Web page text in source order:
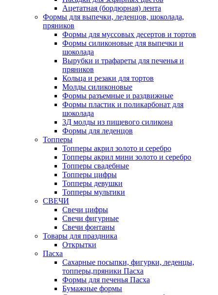
Ацетатная (бордюрная) лента
Формы для выпечки, леденцов, шоколада,
пряников
Формы для муссовых десертов и тортов
Формы силиконовые для выпечки и
шоколада
Вырубки и трафареты для печенья и
пряников
Кольца и резаки для тортов
Молды силиконовые
Формы разъемные и раздвижные
Формы пластик и поликарбонат для
шоколада
3Д молды из пищевого силикона
Формы для леденцов
Топперы
Топперы акрил золото и серебро
Топперы акрил мини золото и серебро
Топперы свадебные
Топперы цифры
Топперы девушки
Топперы мультики
СВЕЧИ
Свечи цифры
Свечи фигурные
Свечи фонтаны
Товары для праздника
Открытки
Пасха
Сахарные посыпки, фигурки, леденцы,
топперы,пряники Пасха
Формы для печенья Пасха
Бумажные формы